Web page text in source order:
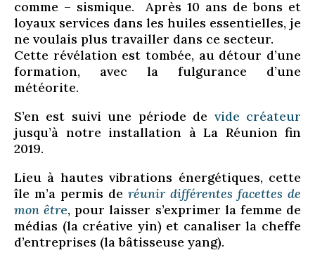
comme – sismique. Après 10 ans de bons et
loyaux services dans les huiles essentielles, je
ne voulais plus travailler dans ce secteur.
Cette révélation est tombée, au détour d’une
formation, avec la fulgurance d’une
météorite.
S’en est suivi une période de vide créateur
jusqu’à notre installation à La Réunion fin
2019.
Lieu à hautes vibrations énergétiques, cette
île m’a permis de réunir différentes facettes de
mon être, pour laisser s’exprimer la femme de
médias (la créative yin) et canaliser la cheffe
d’entreprises (la bâtisseuse yang).